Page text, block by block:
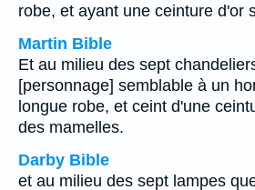
robe, et ayant une ceinture d'or
Martin Bible
Et au milieu des sept
[personnage] semblable à un
longue robe, et ceint d'une
des mamelles.
Darby Bible
et au milieu des sept lampes